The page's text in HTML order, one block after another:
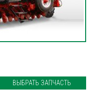
ВЫБРАТЬ ЗАПЧАСТЬ